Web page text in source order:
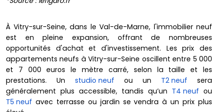
À Vitry-sur-Seine, dans le Val-de-Marne, l'immobilier neuf
est en pleine expansion, offrant de nombreuses
opportunités d'achat et d'investissement. Les prix des
appartements neufs à Vitry-sur-Seine oscillent entre 5 000
et 7 000 euros le mètre carré, selon la taille et les
prestations. Un studio neuf ou un T2 neuf sera
généralement plus accessible, tandis qu’un T4 neuf ou
T5 neuf avec terrasse ou jardin se vendra à un prix plus